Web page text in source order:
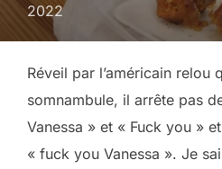
2022
Réveil par l’américain relou
somnambule, il arrête pas
Vanessa » et « Fuck you »
« fuck you Vanessa ». Je